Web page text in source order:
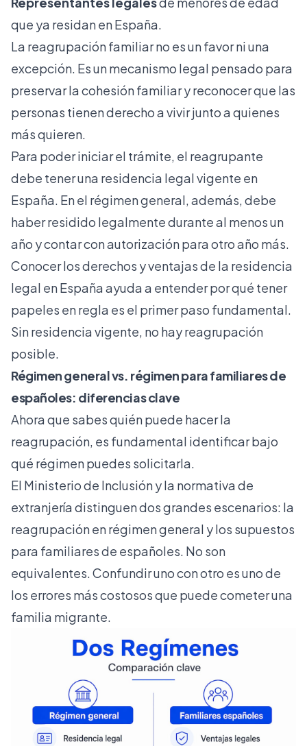
que ya residan en España.
La reagrupación familiar no es un favor ni una
excepción. Es un mecanismo legal pensado para
preservar la cohesión familiar y reconocer que las
personas tienen derecho a vivir junto a quienes
más quieren.
Para poder iniciar el trámite, el reagrupante
debe tener una residencia legal vigente en
España. En el régimen general, además, debe
haber residido legalmente durante al menos un
año y contar con autorización para otro año más.
Conocer losderechos y ventajas de la residencia
legal en España ayuda a entender por qué tener
papeles en regla es el primer paso fundamental.
Sin residencia vigente, no hay reagrupación
posible.
Régimen general vs. régimen para familiares de
españoles: diferencias clave
Ahora que sabes quién puede hacer la
reagrupación, es fundamental identificar bajo
qué régimen puedes solicitarla.
El Ministerio de Inclusión y la normativa de
extranjería distinguen dos grandes escenarios: la
reagrupación en régimen general y los supuestos
para familiares de españoles. No son
equivalentes. Confundir uno con otro es uno de
los errores más costosos que puede cometer una
familia migrante.